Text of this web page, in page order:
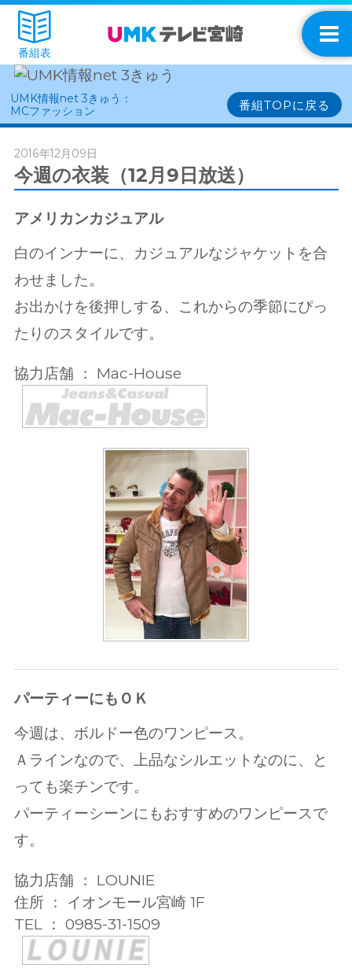
番組表
UMK情報net 3きゅう：
MCファッション
番組TOPに戻る
2016年12月09日
今週の衣装（12月9日放送）
アメリカンカジュアル
白のインナーに、カジュアルなジャケットを合
わせました。
お出かけを後押しする、これからの季節にぴっ
たりのスタイルです。
協力店舗 ： Mac-House
パーティーにもＯＫ
今週は、ボルドー色のワンピース。
Ａラインなので、上品なシルエットなのに、と
っても楽チンです。
パーティーシーンにもおすすめのワンピースで
す。
協力店舗 ： LOUNIE
住所 ： イオンモール宮崎 1F
TEL ： 0985-31-1509